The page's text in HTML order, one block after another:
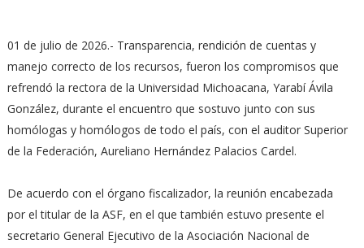
01 de julio de 2026.- Transparencia, rendición de cuentas y
manejo correcto de los recursos, fueron los compromisos que
refrendó la rectora de la Universidad Michoacana, Yarabí Ávila
González, durante el encuentro que sostuvo junto con sus
homólogas y homólogos de todo el país, con el auditor Superior
de la Federación, Aureliano Hernández Palacios Cardel.
De acuerdo con el órgano fiscalizador, la reunión encabezada
por el titular de la ASF, en el que también estuvo presente el
secretario General Ejecutivo de la Asociación Nacional de